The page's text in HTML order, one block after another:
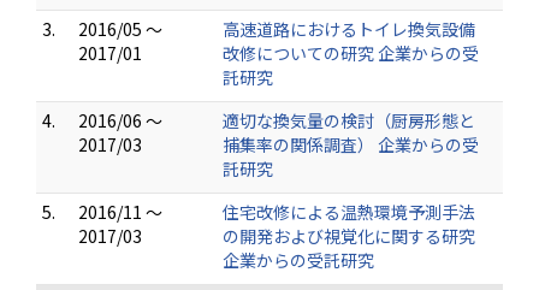
3.
2016/05 ～
2017/01
高速道路におけるトイレ換気設備
改修についての研究 企業からの受
託研究
4.
2016/06 ～
2017/03
適切な換気量の検討（厨房形態と
捕集率の関係調査） 企業からの受
託研究
5.
2016/11 ～
2017/03
住宅改修による温熱環境予測手法
の開発および視覚化に関する研究
企業からの受託研究